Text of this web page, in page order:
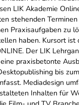
LIK Akademie
stehenden
Praxisaufgaben zu
haben. Kursort ist
Der LIK
praxisbetonte
bis
Mediadesign
Inhalten für